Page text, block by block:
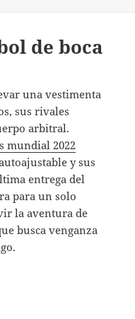
de boca
una vestimenta
sus rivales
arbitral.
mundial 2022
y sus
entrega del
para un solo
la aventura de
busca venganza